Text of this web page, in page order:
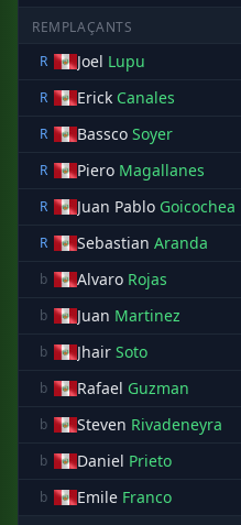
REMPLAÇANTS
R
Joel Lupu
R
Erick Canales
R
Bassco Soyer
R
Piero Magallanes
R
Juan Pablo Goicochea
R
Sebastian Aranda
b
Alvaro Rojas
b Juan Martinez
b Jhair Soto
b Rafael Guzman
b Steven Rivadeneyra
b Daniel Prieto
b Emile Franco